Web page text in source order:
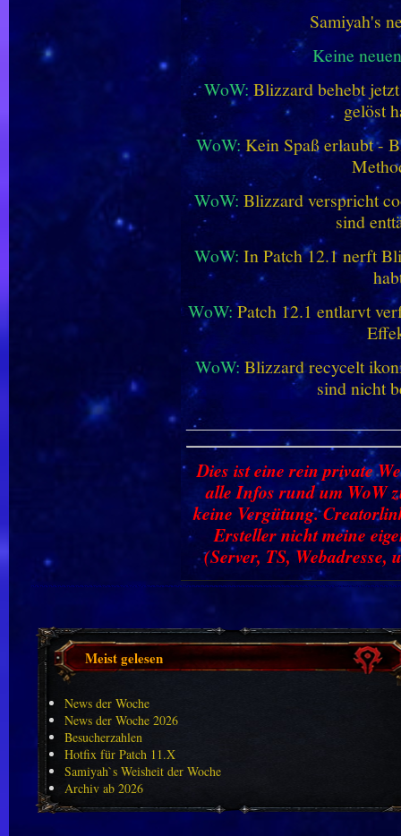
Samiyah's
Keine
WoW: Blizzard behebt
gelöst
WoW: Kein Spaß erlaubt -
WoW: Blizzard verspricht
sind
WoW: In Patch 12.1 nerft
WoW: Patch 12.1 entlarvt
WoW: Blizzard recycelt
sind nicht
Dies ist eine rein private
alle Infos rund um WoW
keine Vergütung.
Ersteller nicht meine
(Server, TS, Webadresse,
Meist gelesen
News der Woche
News der Woche 2026
Besucherzahlen
Hotfix für Patch 11.X
Samiyah`s Weisheit der Woche
Archiv ab 2026